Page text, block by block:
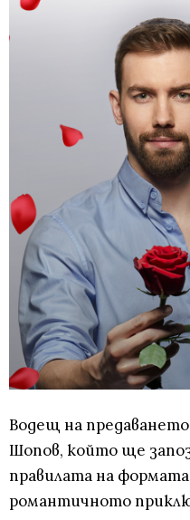
Водещ на
Шопов, който ще
правилата на
романтичното